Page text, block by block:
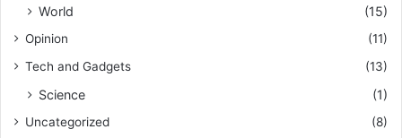
World
(15)
Opinion
(11)
Tech and Gadgets
(13)
Science (1)
Uncategorized
(8)